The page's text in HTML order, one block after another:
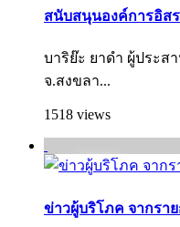
สนับสนุนองค์การอิส
บาริย๊ะ ยาดำ ผู้ประ
จ.สงขลา...
1518 views
ข่าวผู้บริโภค จากรา